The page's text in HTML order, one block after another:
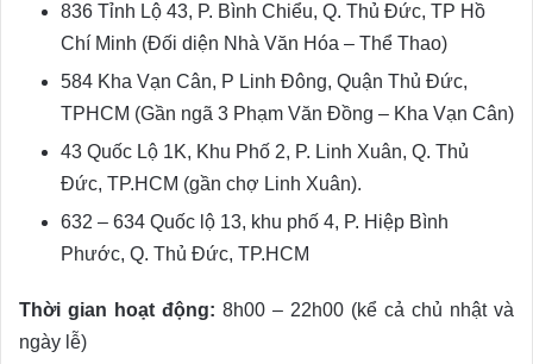
836 Tỉnh Lộ 43, P. Bình Chiểu, Q. Thủ Đức, TP Hồ
Chí Minh (Đối diện Nhà Văn Hóa – Thể Thao)
584 Kha Vạn Cân, P Linh Đông, Quận Thủ Đức,
TPHCM (Gần ngã 3 Phạm Văn Đồng – Kha Vạn Cân)
43 Quốc Lộ 1K, Khu Phố 2, P. Linh Xuân, Q. Thủ
Đức, TP.HCM (gần chợ Linh Xuân).
632 – 634 Quốc lộ 13, khu phố 4, P. Hiệp Bình
Phước, Q. Thủ Đức, TP.HCM
Thời gian hoạt động: 8h00 – 22h00 (kể cả chủ nhật và
ngày lễ)